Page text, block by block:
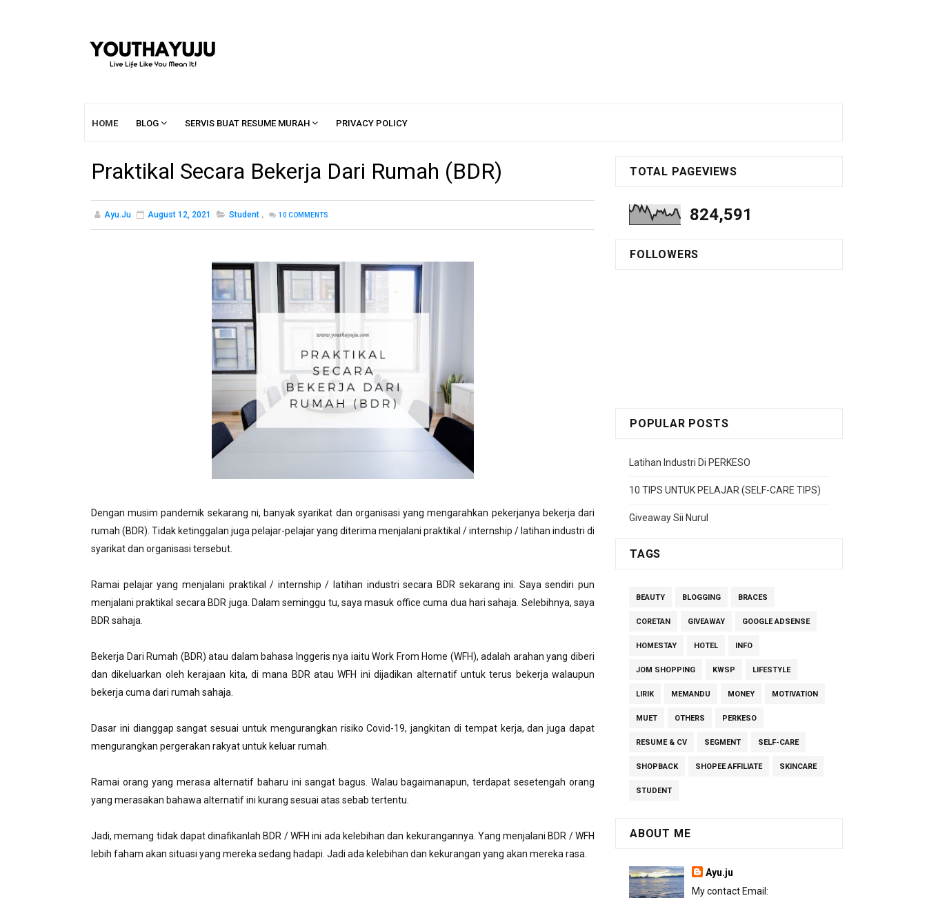
HOME BLOG SERVIS BUAT RESUME MURAH PRIVACY POLICY
Praktikal Secara Bekerja Dari Rumah (BDR)
Ayu.ju August 12, 2021 Student , 10 COMMENTS
Dengan musim pandemik sekarang ni, banyak syarikat dan organisasi yang mengarahkan pekerjanya bekerja dari
rumah (BDR). Tidak ketinggalan juga pelajar-pelajar yang diterima menjalani praktikal / internship / latihan industri di
syarikat dan organisasi tersebut.
Ramai pelajar yang menjalani praktikal / internship / latihan industri secara BDR sekarang ini. Saya sendiri pun
menjalani praktikal secara BDR juga. Dalam seminggu tu, saya masuk office cuma dua hari sahaja. Selebihnya, saya
BDR sahaja.
Bekerja Dari Rumah (BDR) atau dalam bahasa Inggeris nya iaitu Work From Home (WFH), adalah arahan yang diberi
dan dikeluarkan oleh kerajaan kita, di mana BDR atau WFH ini dijadikan alternatif untuk terus bekerja walaupun
bekerja cuma dari rumah sahaja.
Dasar ini dianggap sangat sesuai untuk mengurangkan risiko Covid-19, jangkitan di tempat kerja, dan juga dapat
mengurangkan pergerakan rakyat untuk keluar rumah.
Ramai orang yang merasa alternatif baharu ini sangat bagus. Walau bagaimanapun, terdapat sesetengah orang
yang merasakan bahawa alternatif ini kurang sesuai atas sebab tertentu.
Jadi, memang tidak dapat dinafikanlah BDR / WFH ini ada kelebihan dan kekurangannya. Yang menjalani BDR / WFH
lebih faham akan situasi yang mereka sedang hadapi. Jadi ada kelebihan dan kekurangan yang akan mereka rasa.
TOTAL PAGEVIEWS
824,591
FOLLOWERS
POPULAR POSTS
Latihan Industri Di PERKESO
10 TIPS UNTUK PELAJAR (SELF-CARE TIPS)
Giveaway Sii Nurul
TAGS
BEAUTY BLOGGING BRACES
CORETAN GIVEAWAY GOOGLE ADSENSE
HOMESTAY HOTEL INFO
JOM SHOPPING KWSP LIFESTYLE
LIRIK MEMANDU MONEY MOTIVATION
MUET OTHERS PERKESO
RESUME & CV SEGMENT SELF-CARE
SHOPBACK SHOPEE AFFILIATE SKINCARE
STUDENT
ABOUT ME
Ayu.ju
My contact Email: